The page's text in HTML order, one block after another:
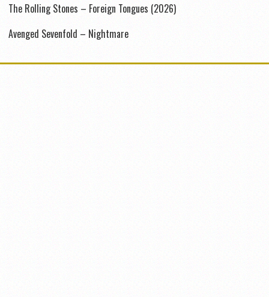
The Rolling Stones – Foreign Tongues (2026)
Avenged Sevenfold – Nightmare